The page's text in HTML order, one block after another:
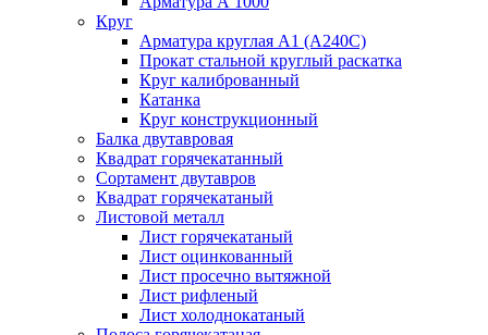
Круг
Арматура круглая А1 (А240C)
Прокат стальной круглый раскатка
Круг калиброванный
Катанка
Круг конструкционный
Балка двутавровая
Квадрат горячекатанный
Сортамент двутавров
Квадрат горячекатаный
Листовой металл
Лист горячекатаный
Лист оцинкованный
Лист просечно вытяжной
Лист рифленый
Лист холоднокатаный